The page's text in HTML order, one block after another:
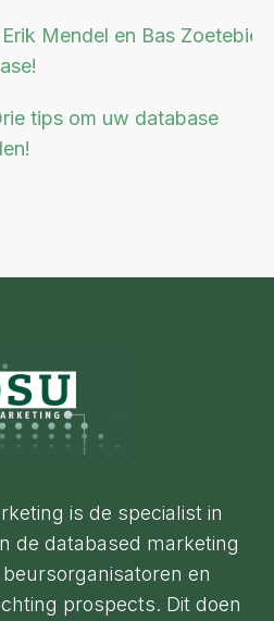
Mendel en Bas Zoetebier
tips om uw database
is de specialist in
de databased marketing
en
prospects. Dit doen